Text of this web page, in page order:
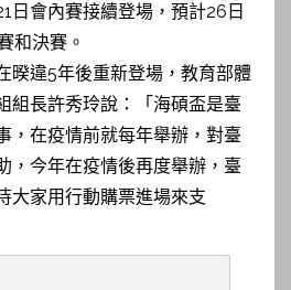
日會內賽接續登場，預計26日
和決賽。
暌違5年後重新登場，教育部體
組長許秀玲說：「海碩盃是臺
，在疫情前就每年舉辦，對臺
，今年在疫情後再度舉辦，臺
大家用行動購票進場來支